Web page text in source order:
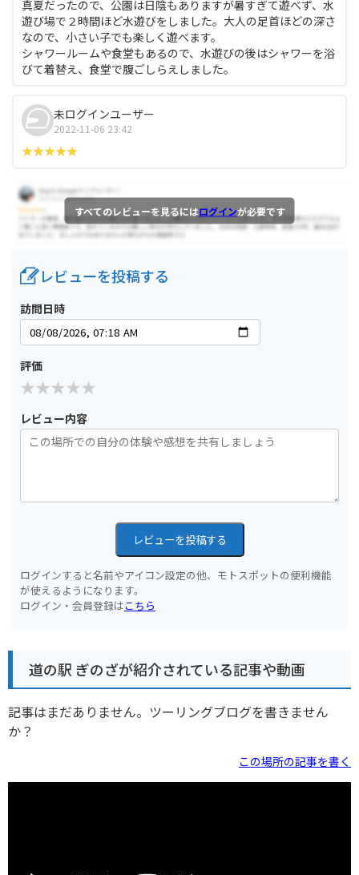
真夏だったので、公園は日陰もありますが暑すぎて遊べず、水
遊び場で２時間ほど水遊びをしました。大人の足首ほどの深さ
なので、小さい子でも楽しく遊べます。
シャワールームや食堂もあるので、水遊びの後はシャワーを浴
びて着替え、食堂で腹ごしらえしました。
未ログインユーザー
2022-11-06 23:42
すべてのレビューを見るにはログインが必要です
レビューを投稿する
訪問日時
評価
レビュー内容
レビューを投稿する
ログインすると名前やアイコン設定の他、モトスポットの便利機能
が使えるようになります。
ログイン・会員登録はこちら
道の駅 ぎのざが紹介されている記事や動画
記事はまだありません。ツーリングブログを書きません
か？
この場所の記事を書く